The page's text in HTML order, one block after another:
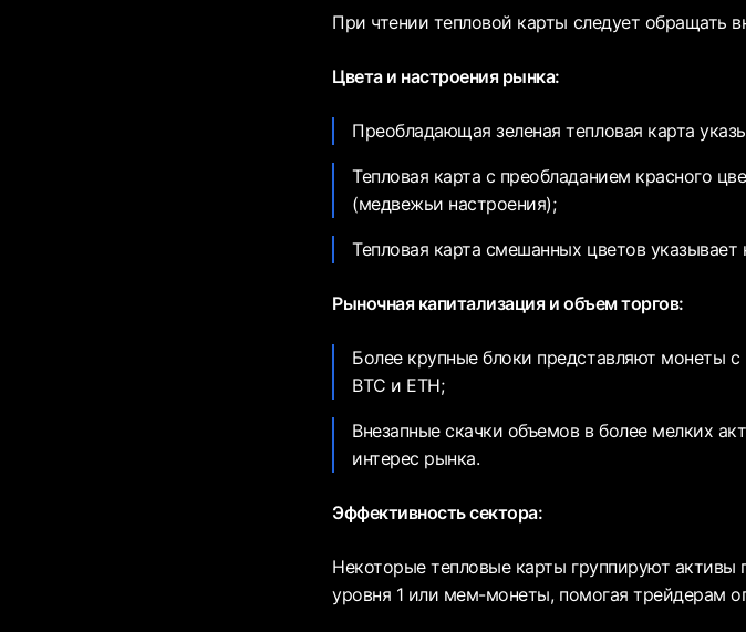
При чтении тепловой карты следует обращать
Цвета и настроения рынка:
Преобладающая зеленая тепловая карта
Тепловая карта с преобладанием красного
(медвежьи настроения);
Тепловая карта смешанных цветов
Рыночная капитализация и объем торгов:
Более крупные блоки представляют монеты
BTC и ETH;
Внезапные скачки объемов в более мелких
интерес рынка.
Эффективность сектора:
Некоторые тепловые карты группируют активы
уровня 1 или мем-монеты, помогая трейдерам